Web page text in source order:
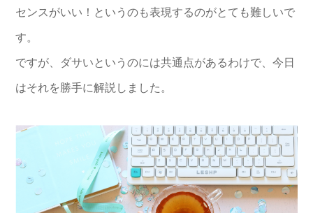
センスがいい！というのも表現するのがとても難しいで
す。
ですが、ダサいというのには共通点があるわけで、今日
はそれを勝手に解説しました。